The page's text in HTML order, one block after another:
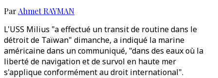
Par Ahmet RAYMAN
L'USS Milius "a effectué un transit de routine dans le
détroit de Taïwan" dimanche, a indiqué la marine
américaine dans un communiqué, "dans des eaux où la
liberté de navigation et de survol en haute mer
s'applique conformément au droit international".